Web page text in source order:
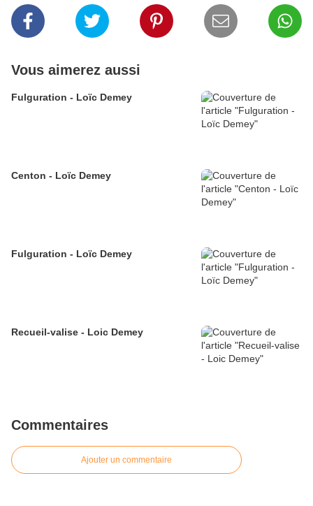
Vous aimerez aussi
Fulguration - Loïc Demey
Centon - Loïc Demey
Fulguration - Loïc Demey
Recueil-valise - Loic Demey
Commentaires
Ajouter un commentaire